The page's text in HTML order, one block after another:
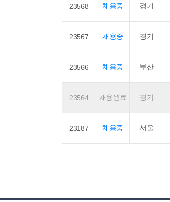
23568 채용중 경기
23567 채용중 경기
23566 채용중 부산
23564 채용완료 경기
23187 채용중 서울